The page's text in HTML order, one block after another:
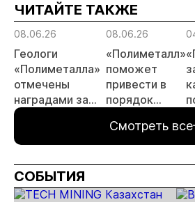
риски и
прогнозы для
МСБ
ЧИТАЙТЕ ТАКЖЕ
08.06.26
Геологи
«Полиметалла»
отмечены
наградами за
открытие
«Андрей»
08.06.26
«Полиметалл»
поможет
привести в
порядок
Певеке
Смотреть все
СОБЫТИЯ